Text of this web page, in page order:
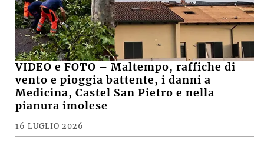
VIDEO e FOTO – Maltempo, raffiche di
vento e pioggia battente, i danni a
Medicina, Castel San Pietro e nella
pianura imolese
16 LUGLIO 2026